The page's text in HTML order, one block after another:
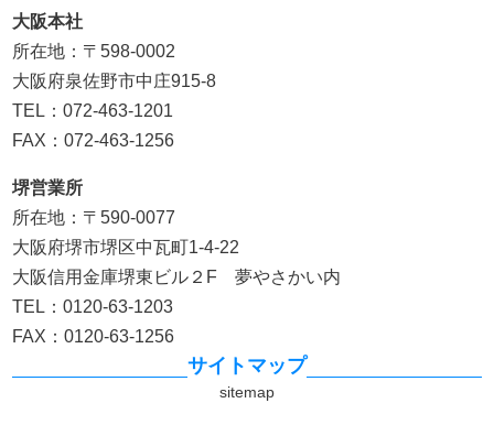
大阪本社
所在地：〒598-0002
大阪府泉佐野市中庄915-8
TEL：072-463-1201
FAX：072-463-1256
堺営業所
所在地：〒590-0077
大阪府堺市堺区中瓦町1-4-22
大阪信用金庫堺東ビル２F 夢やさかい内
TEL：0120-63-1203
FAX：0120-63-1256
サイトマップ